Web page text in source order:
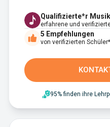
Qualifizierte*r
erfahrene und
5 Empfehlungen
von verifizierten
95% finden ihre